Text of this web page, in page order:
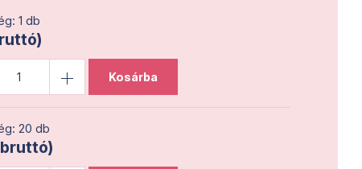
1 db
Kosárba
20 db